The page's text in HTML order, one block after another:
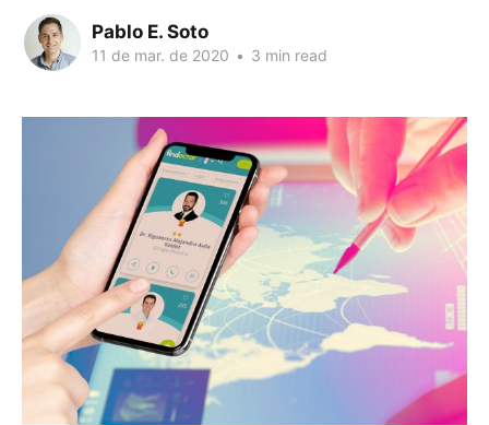
Pablo E. Soto
11 de mar. de 2020 • 3 min read